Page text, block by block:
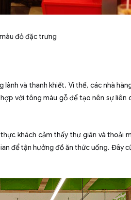
đỏ đặc trưng
và thanh khiết. Vì thế, các nhà
với tông màu gỗ để tạo nên sự liên
khách cảm thấy thư giãn và thoải
để tận hưởng đồ ăn thức uống. Đây